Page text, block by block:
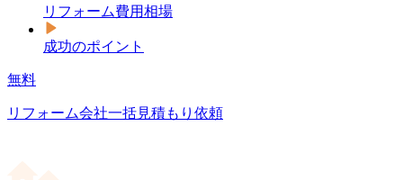
リフォーム費用相場
成功のポイント
無料
リフォーム会社一括見積もり依頼